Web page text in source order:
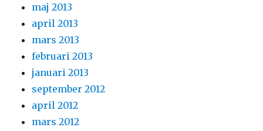
maj 2013
april 2013
mars 2013
februari 2013
januari 2013
september 2012
april 2012
mars 2012